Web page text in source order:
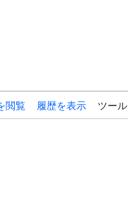
閲覧 履歴を表示 ツール